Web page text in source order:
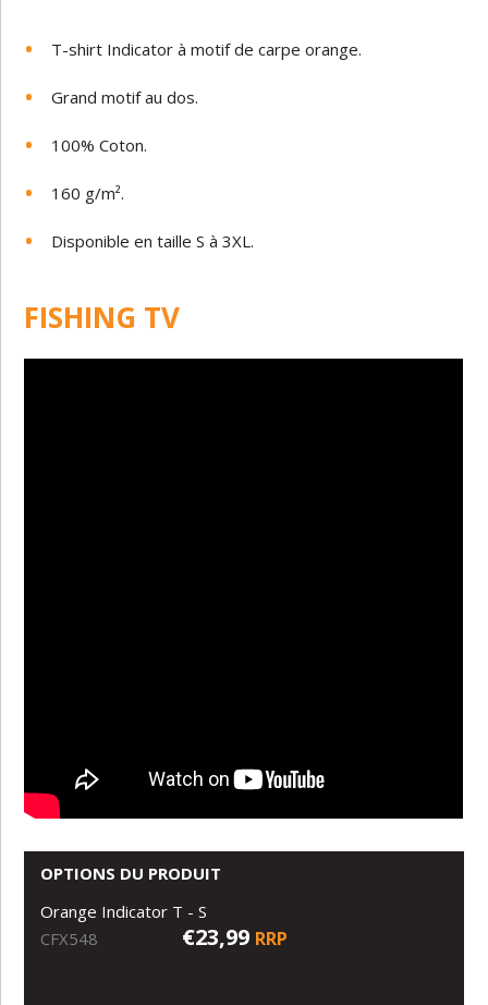
T-shirt Indicator à motif de carpe orange.
Grand motif au dos.
100% Coton.
160 g/m².
Disponible en taille S à 3XL.
FISHING TV
OPTIONS DU PRODUIT
Orange Indicator T - S
CFX548
€23,99 RRP